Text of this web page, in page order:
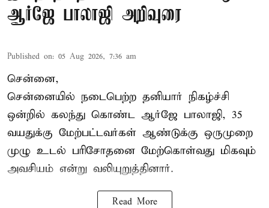
ஆர்ஜே பாலாஜி அறிவுரை
Published on: 05 Aug 2026, 7:36 am
சென்னை,
சென்னையில் நடைபெற்ற தனியார் நிகழ்ச்சி
ஒன்றில் கலந்து கொண்ட ஆர்ஜே பாலாஜி, 35
வயதுக்கு மேற்பட்டவர்கள் ஆண்டுக்கு ஒருமுறை
முழு உடல் பரிசோதனை மேற்கொள்வது மிகவும்
அவசியம் என்று வலியுறுத்தினார்.
Read More